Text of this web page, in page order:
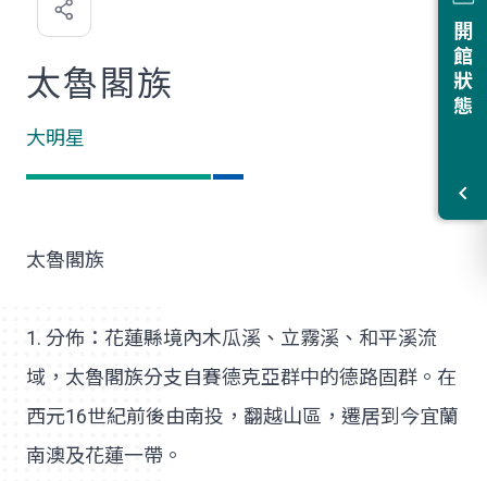
開館狀態
歡
太魯閣族
大明星
太魯閣族
1. 分佈：花蓮縣境內木瓜溪、立霧溪、和平溪流
域，太魯閣族分支自賽德克亞群中的德路固群。在
西元16世紀前後由南投，翻越山區，遷居到今宜蘭
南澳及花蓮一帶。